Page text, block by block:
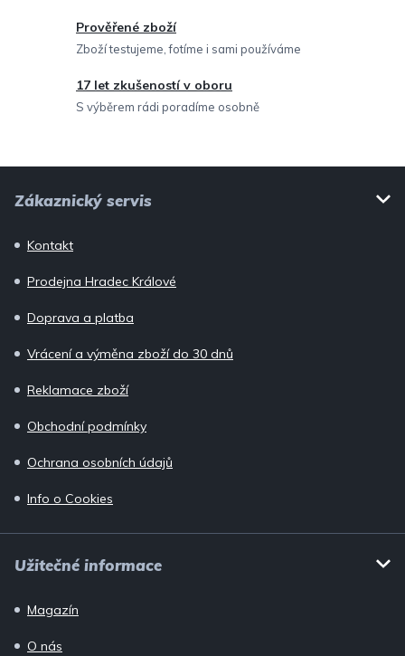
y
v
ý
Prověřené zboží
Zboží testujeme, fotíme i sami používáme
17 let zkušeností v oboru
S výběrem rádi poradíme osobně
Zákaznický servis
Kontakt
Prodejna Hradec Králové
Doprava a platba
Vrácení a výměna zboží do 30 dnů
Reklamace zboží
Obchodní podmínky
Ochrana osobních údajů
Info o Cookies
Užitečné informace
Magazín
O nás